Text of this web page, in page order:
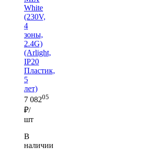
White
(230V,
4
зоны,
2.4G)
(Arlight,
IP20
Пластик,
5
лет)
7 08205
₽/
шт
В
наличии